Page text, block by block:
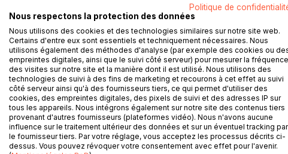
Tandis que l'enseignant George, qui passe en
tourné, va devoir prendre une décision pénible pour
discorde prend de l'ampleur entre ces derniers, les
De son côté, Blanche envisage d'informer Cinq de
D’AUTRES TITRES À
Politique de
Nous respectons la protection des données
Nous utilisons des cookies et des technologies similaires sur notre site web.
Certains d'entre eux sont essentiels et techniquement nécessaires. Nous
utilisons également des méthodes d'analyse (par exemple des cookies ou
empreintes digitales, ainsi que le suivi côté serveur) pour mesurer la fréquence
des visites sur notre site et la manière dont il est utilisé. Nous utilisons des
technologies de suivi à des fins de marketing et recourons à cet effet au suivi
côté serveur ainsi qu'à des fournisseurs tiers, ce qui permet d'utiliser des
cookies, des empreintes digitales, des pixels de suivi et des adresses IP sur
tous les appareils. Nous intégrons également sur notre site des contenus tiers
provenant d'autres fournisseurs (plateformes vidéo). Nous n'avons aucune
influence sur le traitement ultérieur des données et sur un éventuel tracking par
le fournisseur tiers. Par votre réglage, vous acceptez les processus décrits ci-
dessus. Vous pouvez révoquer votre consentement avec effet pour l'avenir.